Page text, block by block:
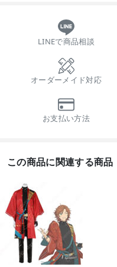
LINEで商品相談
オーダーメイド対応
お支払い方法
この商品に関連する商品